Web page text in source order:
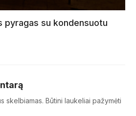
pyragas su kondensuotu
skelbiamas. Būtini laukeliai pažymėti